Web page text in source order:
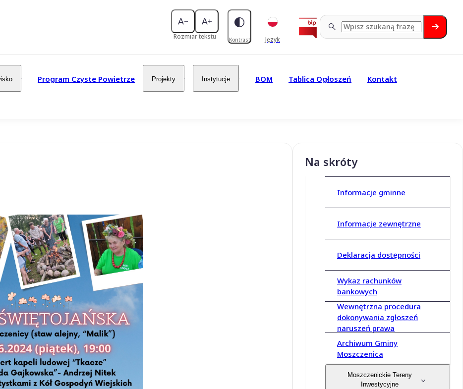
Rozmiar tekstu Kontrast Język
Program Czyste Powietrze Projekty Instytucje BOM Tablica Ogłoszeń Kontakt
Na skróty
Informacje gminne
Informacje zewnętrzne
Deklaracja dostępności
Wykaz rachunków
bankowych
Wewnętrzna procedura
dokonywania zgłoszeń
naruszeń prawa
Archiwum Gminy
Moszczenica
Moszczenickie Tereny
Inwestycyjne